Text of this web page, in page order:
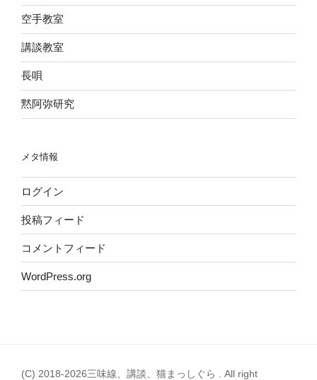
空手教室
講談教室
長唄
黙阿弥研究
メタ情報
ログイン
投稿フィード
コメントフィード
WordPress.org
(C) 2018-2026三味線、講談、猫まっしぐら . All right